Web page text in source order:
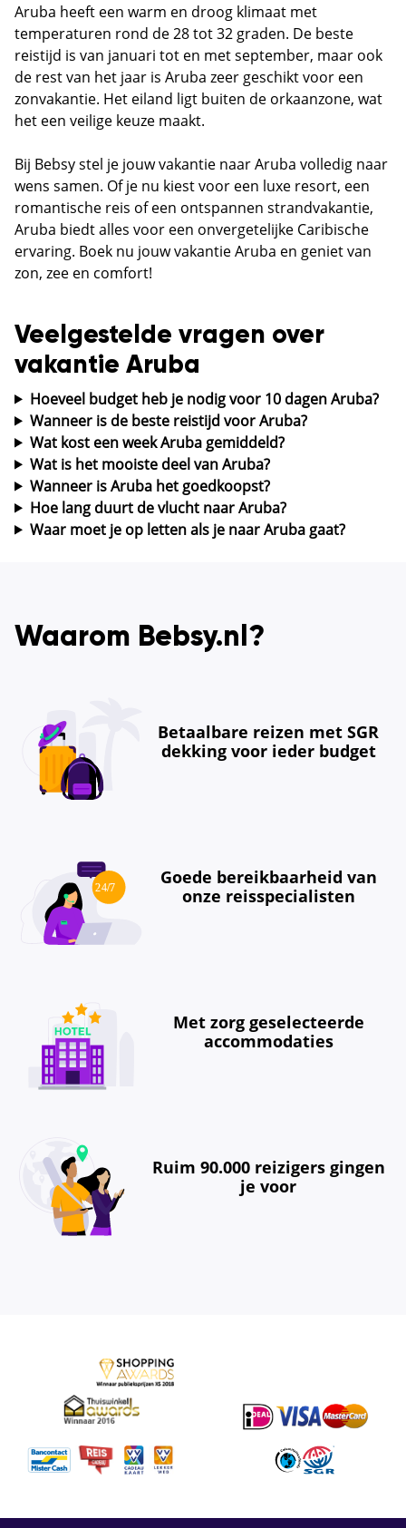
Aruba heeft een warm en droog klimaat met
temperaturen rond de 28 tot 32 graden. De beste
reistijd is van januari tot en met september, maar ook
de rest van het jaar is Aruba zeer geschikt voor een
zonvakantie. Het eiland ligt buiten de orkaanzone, wat
het een veilige keuze maakt.
Bij Bebsy stel je jouw vakantie naar Aruba volledig naar
wens samen. Of je nu kiest voor een luxe resort, een
romantische reis of een ontspannen strandvakantie,
Aruba biedt alles voor een onvergetelijke Caribische
ervaring. Boek nu jouw vakantie Aruba en geniet van
zon, zee en comfort!
Veelgestelde vragen over
vakantie Aruba
Hoeveel budget heb je nodig voor 10 dagen Aruba?
Wanneer is de beste reistijd voor Aruba?
Wat kost een week Aruba gemiddeld?
Wat is het mooiste deel van Aruba?
Wanneer is Aruba het goedkoopst?
Hoe lang duurt de vlucht naar Aruba?
Waar moet je op letten als je naar Aruba gaat?
Waarom Bebsy.nl?
Betaalbare reizen met SGR
dekking voor ieder budget
Goede bereikbaarheid van
onze reisspecialisten
Met zorg geselecteerde
accommodaties
Ruim 90.000 reizigers gingen
je voor